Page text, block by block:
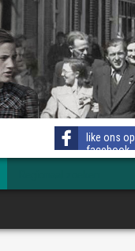
like ons op
facebook